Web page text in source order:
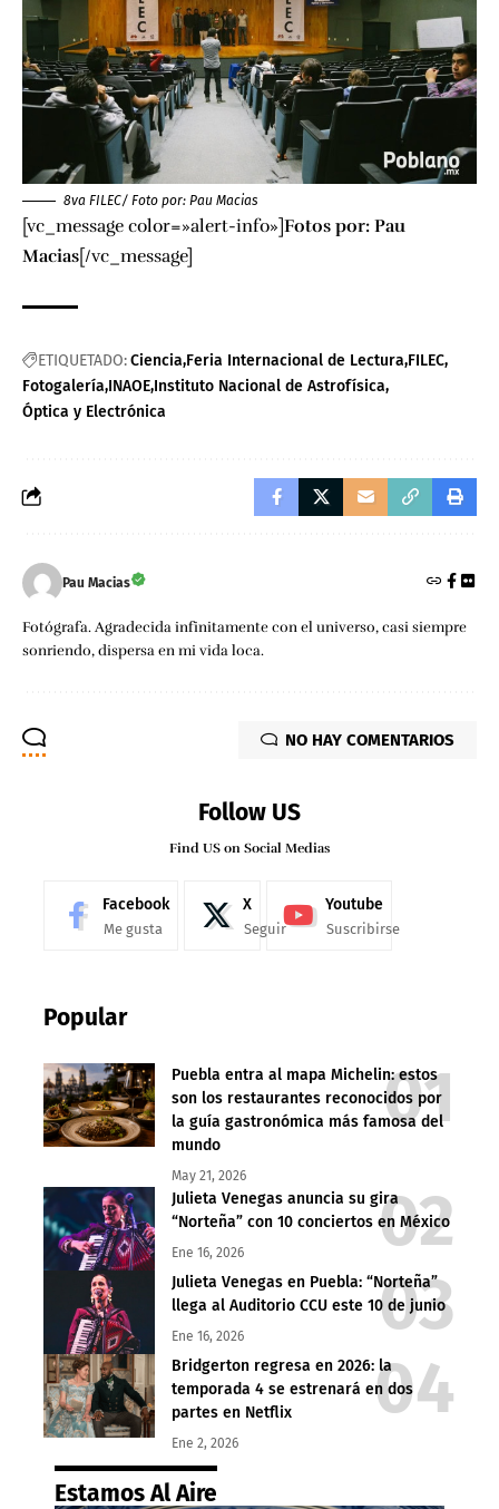
8va FILEC/ Foto por: Pau Macias
[vc_message color=»alert-info»]Fotos por: Pau
Macias[/vc_message]
ETIQUETADO:Ciencia Feria Internacional de Lectura FILEC
Fotogalería INAOE Instituto Nacional de Astrofísica
Óptica y Electrónica
Pau Macias
Fotógrafa. Agradecida infinitamente con el universo, casi siempre
sonriendo, dispersa en mi vida loca.
NO HAY COMENTARIOS
Follow US
Find US on Social Medias
Facebook
Me gusta
X
Seguir
Youtube
Suscribirse
Popular
Puebla entra al mapa Michelin: estos
son los restaurantes reconocidos por
la guía gastronómica más famosa del
mundo
May 21, 2026
Julieta Venegas anuncia su gira
“Norteña” con 10 conciertos en México
Ene 16, 2026
Julieta Venegas en Puebla: “Norteña”
llega al Auditorio CCU este 10 de junio
Ene 16, 2026
Bridgerton regresa en 2026: la
temporada 4 se estrenará en dos
partes en Netflix
Ene 2, 2026
Estamos Al Aire